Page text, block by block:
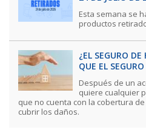
Esta semana se
productos
¿EL SEGURO
QUE EL
Después de un
quiere cualquier
que no cuenta con la cobertura
cubrir los daños.